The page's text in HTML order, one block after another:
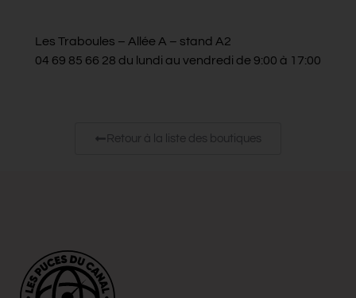
Les Traboules – Allée A – stand A2
04 69 85 66 28 du lundi au vendredi de 9:00 à 17:00
Retour à la liste des boutiques